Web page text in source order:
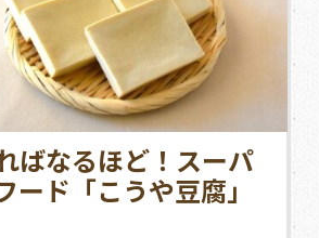
ばなるほど！スーパ
ード「こうや豆腐」